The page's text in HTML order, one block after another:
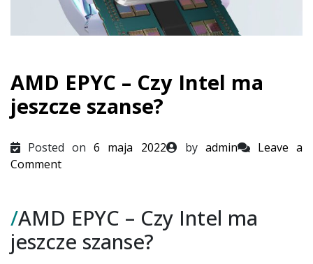
AMD EPYC – Czy Intel ma
jeszcze szanse?
Posted on6 maja 2022 by admin
Leave a
Commenton
–
Czy
Intel
/AMD EPYC – Czy Intel ma
jeszcze szanse?